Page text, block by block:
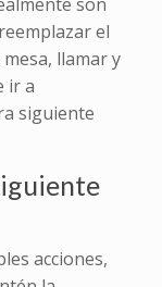
el
llamar y
ir a
siguiente
acciones,